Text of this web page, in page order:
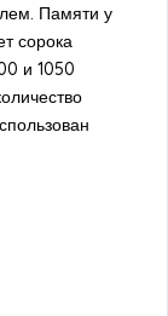
Памяти у
сорока
и 1050